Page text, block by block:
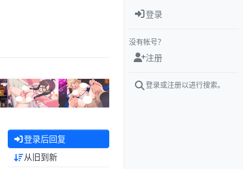
登录后回复
从旧到新
登录
没有帐号？
注册
登录或注册以进行搜索。